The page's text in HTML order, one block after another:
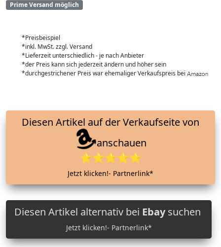
Prime Versand möglich
*Preisbeispiel
*inkl. MwSt. zzgl. Versand
*Lieferzeit unterschiedlich - je nach Anbieter
*der Preis kann sich jederzeit ändern und höher sein
*durchgestrichener Preis war ehemaliger Verkaufspreis bei
anschauen
⭐⭐⭐⭐⭐
Jetzt klicken!- Partnerlink*
Diesen Artikel alternativ bei Ebaysuchen
Jetzt klicken!- Partnerlink*